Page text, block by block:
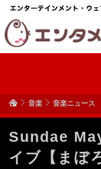
音楽 音楽ニュース
Sundae
イブ【まぼ